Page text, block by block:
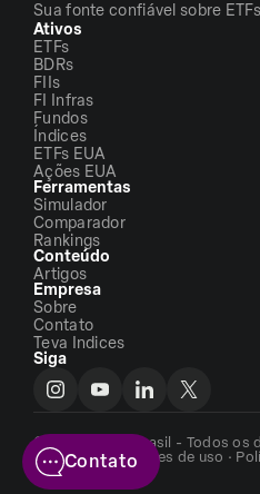
Sua fonte confiável sobre
Ativos
ETFs
BDRs
FIIs
FI Infras
Fundos
Índices
ETFs EUA
Ações EUA
Ferramentas
Simulador
Comparador
Rankings
Conteúdo
Artigos
Empresa
Sobre
Contato
Teva Indices
Siga
©2026 - ETFs Brasil - Todos os
Termos e condições de uso ·
do siteContato